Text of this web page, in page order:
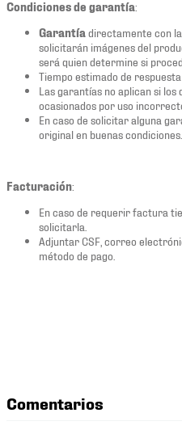
Condiciones de garantía:
Garantía directamente con
solicitarán imágenes del
será quien determine si
Tiempo estimado de
Las garantías no aplican si
ocasionados por uso
En caso de solicitar alguna
original en buenas condiciones.
Facturación:
En caso de requerir factura
solicitarla.
Adjuntar CSF, correo
método de pago.
Comentarios